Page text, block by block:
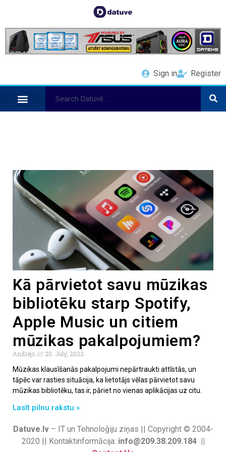
Sign in Register
Kā pārvietot savu mūzikas
bibliotēku starp Spotify,
Apple Music un citiem
mūzikas pakalpojumiem?
Andrejs
20. July, 2023
Mūzikas klausīšanās pakalpojumi nepārtraukti attīstās, un
tāpēc var rasties situācija, ka lietotājs vēlas pārvietot savu
mūzikas bibliotēku, tas ir, pāriet no vienas aplikācijas uz citu.
Lasīt pilnu rakstu »
Datuve.lv– IT un Tehnoloģiju ziņas || Copyright © 2004-
2020 || Kontaktinformācija: info@209.38.209.184 ||